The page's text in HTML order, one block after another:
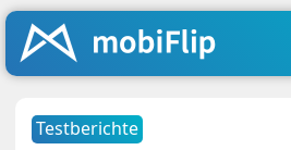
Testberichte